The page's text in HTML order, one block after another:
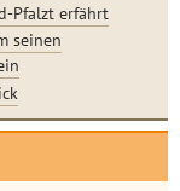
Pfalzt erfährt
seinen